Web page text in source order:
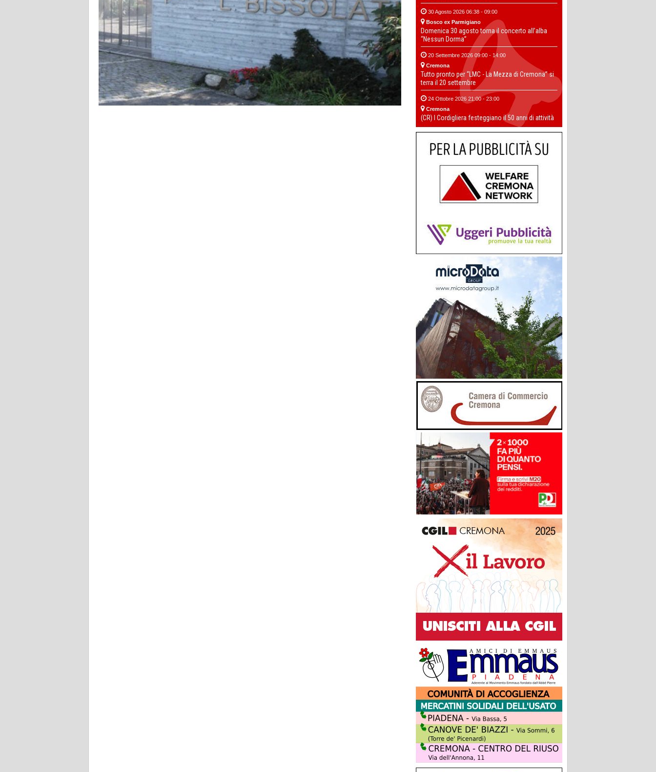
30 Agosto 2026 06:38 - 09:00
Bosco ex Parmigiano
Domenica 30 agosto torna il concerto all’alba
“Nessun Dorma”
20 Settembre 2026 09:00 - 14:00
Cremona
Tutto pronto per “LMC - La Mezza di Cremona” si
terra il 20 settembre
24 Ottobre 2026 21:00 - 23:00
Cremona
(CR) I Cordigliera festeggiano il 50 anni di attività